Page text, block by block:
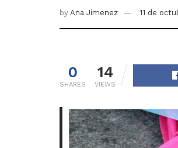
by Ana Jimenez 11 de
0
SHARES
14
VIEWS